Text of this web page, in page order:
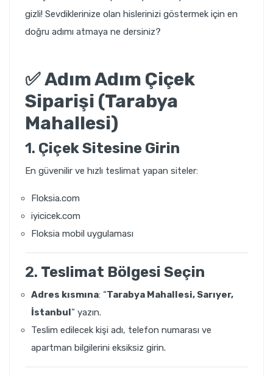
gizli! Sevdiklerinize olan hislerinizi göstermek için en
doğru adımı atmaya ne dersiniz?
✅Adım Adım Çiçek
Siparişi (Tarabya
Mahallesi)
1. Çiçek Sitesine Girin
En güvenilir ve hızlı teslimat yapan siteler:
Floksia.com
iyicicek.com
Floksia mobil uygulaması
2. Teslimat Bölgesi Seçin
Adres kısmına: “Tarabya Mahallesi, Sarıyer,
İstanbul” yazın.
Teslim edilecek kişi adı, telefon numarası ve
apartman bilgilerini eksiksiz girin.